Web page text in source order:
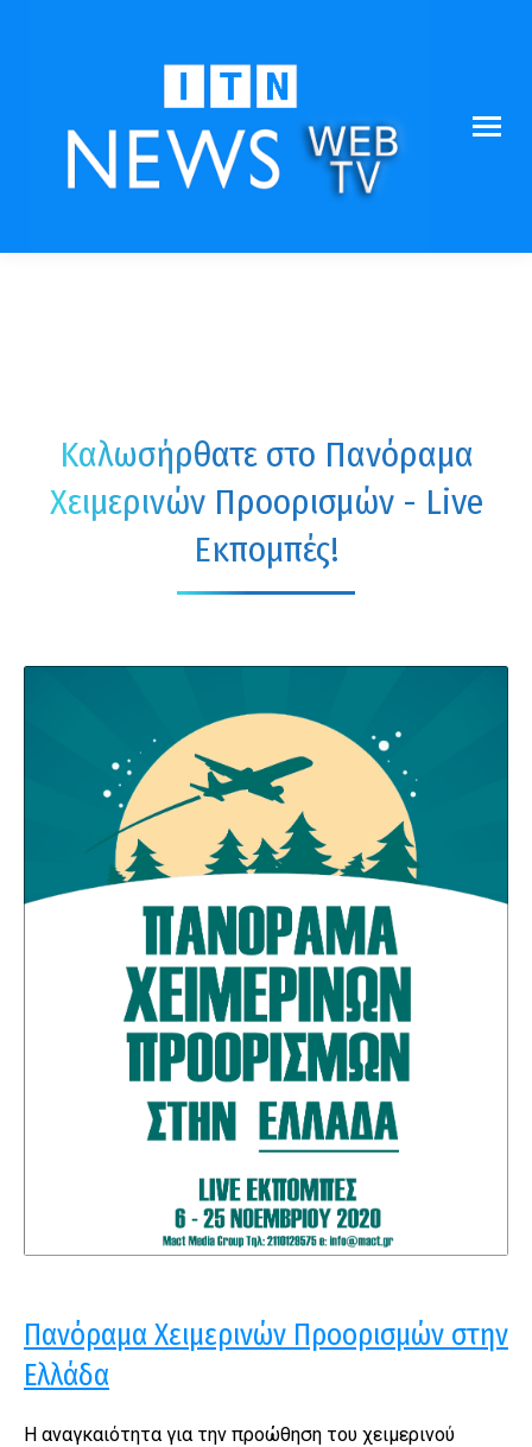
Καλωσήρθατε στο Πανόραμα
Χειμερινών Προορισμών - Live
Εκπομπές!
Πανόραμα Χειμερινών Προορισμών στην
Ελλάδα
Η αναγκαιότητα για την προώθηση του χειμερινού